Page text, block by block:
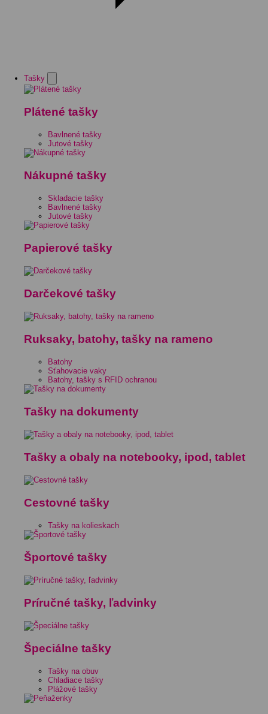
Tašky
Plátené tašky
Bavlnené tašky
Jutové tašky
Nákupné tašky
Skladacie tašky
Bavlnené tašky
Jutové tašky
Papierové tašky
Darčekové tašky
Ruksaky, batohy, tašky na rameno
Batohy
Sťahovacie vaky
Batohy, tašky s RFID ochranou
Tašky na dokumenty
Tašky a obaly na notebooky, ipod, tablet
Cestovné tašky
Tašky na kolieskach
Športové tašky
Príručné tašky, ľadvinky
Špeciálne tašky
Tašky na obuv
Chladiace tašky
Plážové tašky